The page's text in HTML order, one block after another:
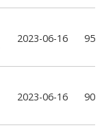
2023-06-16 95
2023-06-16 90